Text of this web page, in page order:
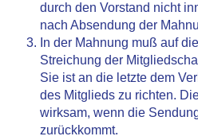
durch den Vorstand nicht
nach Absendung der
In der Mahnung muß auf
Streichung der
Sie ist an die letzte dem
des Mitglieds zu richten.
wirksam, wenn die
zurückkommt.